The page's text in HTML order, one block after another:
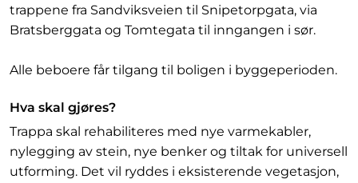
trappene fra Sandviksveien til Snipetorpgata, via
Bratsberggata og Tomtegata til inngangen i sør.
Alle beboere får tilgang til boligen i byggeperioden.
Hva skal gjøres?
Trappa skal rehabiliteres med nye varmekabler,
nylegging av stein, nye benker og tiltak for universell
utforming. Det vil ryddes i eksisterende vegetasjon,